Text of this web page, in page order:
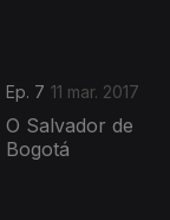
Ep. 7 11 mar. 2017
O Salvador de
Bogotá